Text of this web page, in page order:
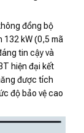
đồng bộ
kW (0,5 mã
tin cậy và
hiện đại kết
được tích
độ bảo vệ cao